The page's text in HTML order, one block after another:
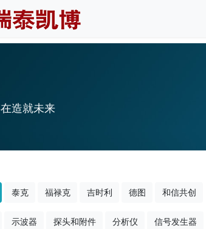
造就未来
泰克 福禄克 吉时利 德图 和信共创
示波器 探头和附件 分析仪 信号发生器